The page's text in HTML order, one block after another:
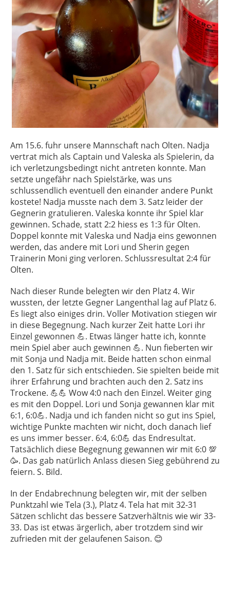
Am 15.6. fuhr unsere Mannschaft nach Olten. Nadja
vertrat mich als Captain und Valeska als Spielerin, da
ich verletzungsbedingt nicht antreten konnte. Man
setzte ungefähr nach Spielstärke, was uns
schlussendlich eventuell den einander andere Punkt
kostete! Nadja musste nach dem 3. Satz leider der
Gegnerin gratulieren. Valeska konnte ihr Spiel klar
gewinnen. Schade, statt 2:2 hiess es 1:3 für Olten.
Doppel konnte mit Valeska und Nadja eins gewonnen
werden, das andere mit Lori und Sherin gegen
Trainerin Moni ging verloren. Schlussresultat 2:4 für
Olten.
Nach dieser Runde belegten wir den Platz 4. Wir
wussten, der letzte Gegner Langenthal lag auf Platz 6.
Es liegt also einiges drin. Voller Motivation stiegen wir
in diese Begegnung. Nach kurzer Zeit hatte Lori ihr
Einzel gewonnen 💪. Etwas länger hatte ich, konnte
mein Spiel aber auch gewinnen 💪. Nun fieberten wir
mit Sonja und Nadja mit. Beide hatten schon einmal
den 1. Satz für sich entschieden. Sie spielten beide mit
ihrer Erfahrung und brachten auch den 2. Satz ins
Trockene. 💪💪 Wow 4:0 nach den Einzel. Weiter ging
es mit den Doppel. Lori und Sonja gewannen klar mit
6:1, 6:0💪. Nadja und ich fanden nicht so gut ins Spiel,
wichtige Punkte machten wir nicht, doch danach lief
es uns immer besser. 6:4, 6:0💪 das Endresultat.
Tatsächlich diese Begegnung gewannen wir mit 6:0 💯
🥳. Das gab natürlich Anlass diesen Sieg gebührend zu
feiern. S. Bild.
In der Endabrechnung belegten wir, mit der selben
Punktzahl wie Tela (3.), Platz 4. Tela hat mit 32-31
Sätzen schlicht das bessere Satzverhältnis wie wir 33-
33. Das ist etwas ärgerlich, aber trotzdem sind wir
zufrieden mit der gelaufenen Saison. 😊